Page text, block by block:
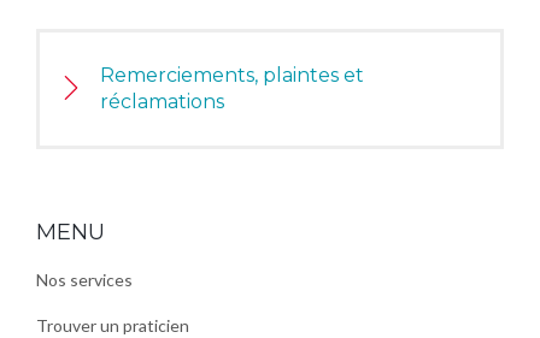
Remerciements, plaintes et
réclamations
MENU
Nos services
Trouver un praticien